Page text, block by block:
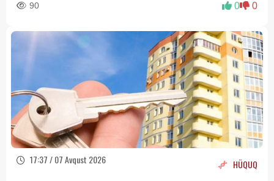
90 0 0
17:37 / 07 Avqust 2026 HÜQUQ